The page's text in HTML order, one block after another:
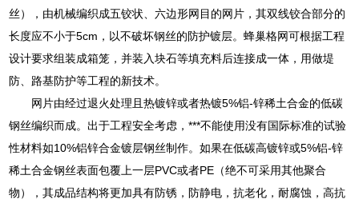
丝），由机械编织成五铰状、六边形网目的网片，其双线铰合部分的
长度应不小于5cm，以不破坏钢丝的防护镀层。蜂巢格网可根据工程
设计要求组装成箱笼，并装入块石等填充料后连接成一体，用做堤
防、路基防护等工程的新技术。
网片由经过退火处理且热镀锌或者热镀5%铝-锌稀土合金的低碳
钢丝编织而成。出于工程安全考虑，***不能使用没有国际标准的试验
性材料如10%铝锌合金镀层钢丝制作。如果在低碳高镀锌或5%铝-锌
稀土合金钢丝表面包覆上一层PVC或者PE（绝不可采用其他聚合
物），其成品结构将更加具有防锈，防静电，抗老化，耐腐蚀，高抗